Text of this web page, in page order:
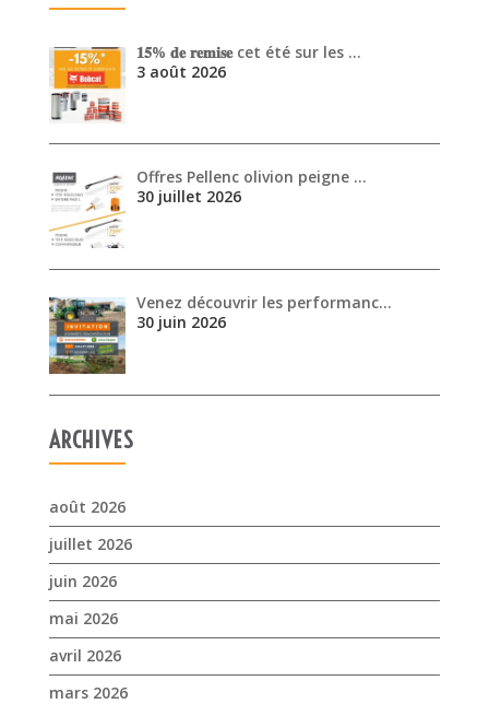
𝟏𝟓% 𝐝𝐞 𝐫𝐞𝐦𝐢𝐬𝐞 cet été sur les …
3 août 2026
Offres Pellenc olivion peigne …
30 juillet 2026
Venez découvrir les performanc…
30 juin 2026
ARCHIVES
août 2026
juillet 2026
juin 2026
mai 2026
avril 2026
mars 2026